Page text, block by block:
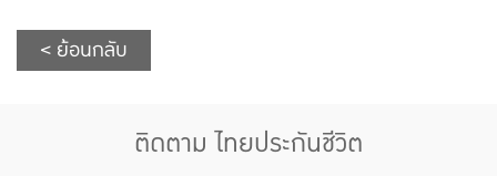
< ย้อนกลับ
ติดตาม ไทยประกันชีวิต